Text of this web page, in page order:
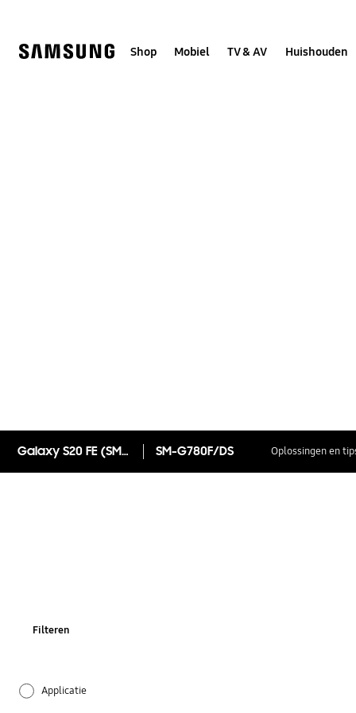
Shop Mobiel TV & AV Huishouden
Galaxy S20 FE (SM-G780F) SM-G780F/DS Oplossingen en
Filteren
Applicatie